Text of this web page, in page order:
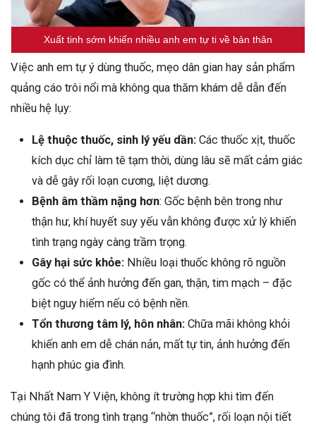
Xuất tinh sớm khiến nhiều anh em tự ti về bản thân
Việc anh em tự ý dùng thuốc, mẹo dân gian hay sản phẩm
quảng cáo trôi nổi mà không qua thăm khám dễ dẫn đến
nhiều hệ lụy:
Lệ thuộc thuốc, sinh lý yếu dần: Các thuốc xịt, thuốc
kích dục chỉ làm tê tạm thời, dùng lâu sẽ mất cảm giác
và dễ gây rối loạn cương, liệt dương.
Bệnh âm thầm nặng hơn: Gốc bệnh bên trong như
thận hư, khí huyết suy yếu vẫn không được xử lý khiến
tình trạng ngày càng trầm trọng.
Gây hại sức khỏe: Nhiều loại thuốc không rõ nguồn
gốc có thể ảnh hưởng đến gan, thận, tim mạch – đặc
biệt nguy hiểm nếu có bệnh nền.
Tổn thương tâm lý, hôn nhân: Chữa mãi không khỏi
khiến anh em dễ chán nản, mất tự tin, ảnh hưởng đến
hạnh phúc gia đình.
Tại Nhất Nam Y Viện, không ít trường hợp khi tìm đến
chúng tôi đã trong tình trạng “nhờn thuốc”, rối loạn nội tiết